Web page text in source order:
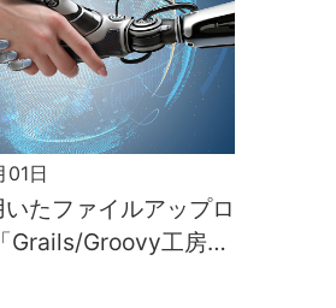
01日
たファイルアップロ
Grails/Groovy工房